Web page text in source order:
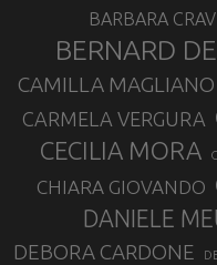
BARBARA
BERNARD
CAMILLA MAGLIANO
CARMELA VERGURA
CECILIA MORA
CHIARA GIOVANDO
DANIELE
DEBORA CARDONE